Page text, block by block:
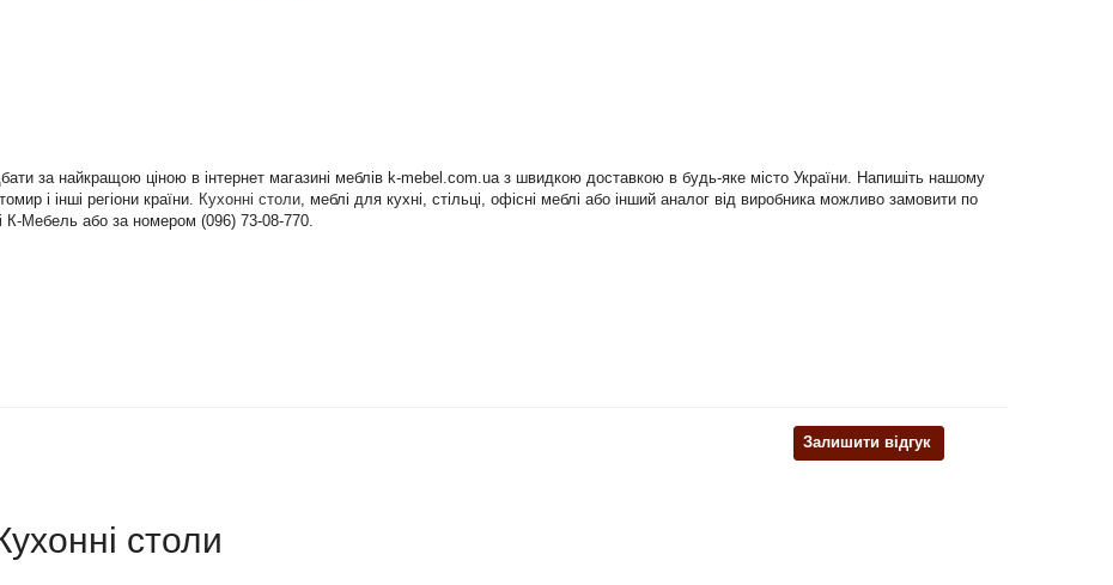
за найкращою ціною в інтернет магазині меблів k-mebel.com.ua з швидкою доставкою в будь-яке місто України. Напишіть нашому
і інші регіони країни. Кухонні столи, меблі для кухні, стільці, офісні меблі або інший аналог від виробника можливо замовити по
К-Мебель або за номером (096) 73-08-770.
Залишити відгук
столи